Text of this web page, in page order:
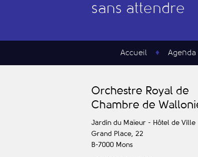
sans attendre
Accueil Agenda
Orchestre Royal de
Chambre de W
Jardin du Maïeur - Hôtel de Ville
Grand Place, 22
B-7000 Mons